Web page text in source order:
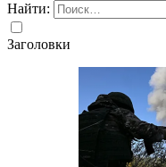
Найти:
Заголовки